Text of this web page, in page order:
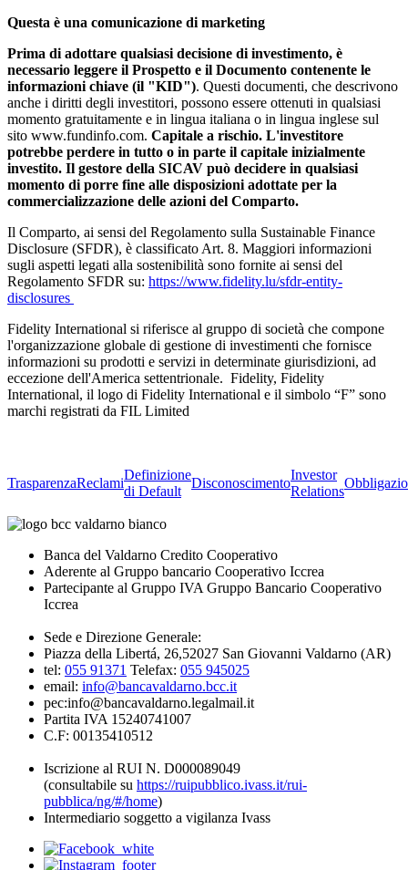
Questa è una comunicazione di marketing
Prima di adottare qualsiasi decisione di investimento, è
necessario leggere il Prospetto e il Documento contenente le
informazioni chiave (il "KID"). Questi documenti, che descrivono
anche i diritti degli investitori, possono essere ottenuti in qualsiasi
momento gratuitamente e in lingua italiana o in lingua inglese sul
sito www.fundinfo.com. Capitale a rischio. L'investitore
potrebbe perdere in tutto o in parte il capitale inizialmente
investito. Il gestore della SICAV può decidere in qualsiasi
momento di porre fine alle disposizioni adottate per la
commercializzazione delle azioni del Comparto.
Il Comparto, ai sensi del Regolamento sulla Sustainable Finance
Disclosure (SFDR), è classificato Art. 8. Maggiori informazioni
sugli aspetti legati alla sostenibilità sono fornite ai sensi del
Regolamento SFDR su: https://www.fidelity.lu/sfdr-entity-
disclosures
Fidelity International si riferisce al gruppo di società che compone
l'organizzazione globale di gestione di investimenti che fornisce
informazioni su prodotti e servizi in determinate giurisdizioni, ad
eccezione dell'America settentrionale. Fidelity, Fidelity
International, il logo di Fidelity International e il simbolo “F” sono
marchi registrati da FIL Limited
TrasparenzaReclami
Definizione
di Default
Disconoscimento
Investor
Relations
Banca del Valdarno Credito Cooperativo
Aderente al Gruppo bancario Cooperativo Iccrea
Partecipante al Gruppo IVA Gruppo Bancario Cooperativo
Iccrea
Sede e Direzione Generale:
Piazza della Libertá, 26,52027 San Giovanni Valdarno (AR)
tel: 055 91371 Telefax: 055 945025
email: info@bancavaldarno.bcc.it
pec:info@bancavaldarno.legalmail.it
Partita IVA 15240741007
C.F: 00135410512
Iscrizione al RUI N. D000089049
(consultabile su https://ruipubblico.ivass.it/rui-
pubblica/ng/#/home)
Intermediario soggetto a vigilanza Ivass